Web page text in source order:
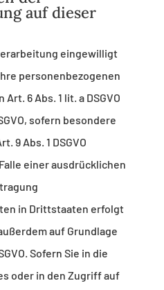
auf dieser
eingewilligt
personenbezogenen
6 Abs. 1 lit. a DSGVO
sofern besondere
9 Abs. 1 DSGVO
einer ausdrücklichen
in Drittstaaten erfolgt
auf Grundlage
Sofern Sie in die
oder in den Zugriff auf